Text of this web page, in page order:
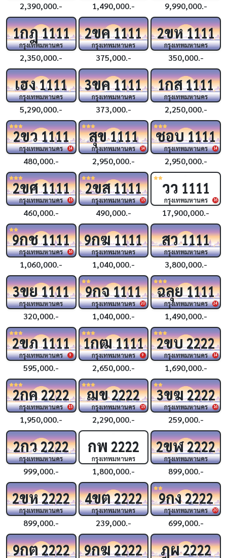
2,390,000.- 1,490,000.- 9,990,000.-
1กฎ1111
กรุงเทพมหานคร
2,350,000.-
2ขค1111
กรุงเทพมหานคร
375,000.-
2ขห1111
กรุงเทพมหานคร
350,000.-
เฮง1111
กรุงเทพมหานคร
5,290,000.-
3ขค1111
กรุงเทพมหานคร
373,000.-
1กส1111
กรุงเทพมหานคร
2,250,000.-
14
2ขว1111
กรุงเทพมหานคร
480,000.-
14
สุข1111
กรุงเทพมหานคร
2,950,000.-
14
ชอบ1111
กรุงเทพมหานคร
2,950,000.-
15
2ขศ1111
กรุงเทพมหานคร
460,000.-
15
2ขส1111
กรุงเทพมหานคร
490,000.-
16
วว 1111
กรุงเทพมหานคร
17,900,000.-
16
9กช1111
กรุงเทพมหานคร
1,060,000.-
9กฆ1111
กรุงเทพมหานคร
1,040,000.-
สว1111
กรุงเทพมหานคร
3,800,000.-
3ขย1111
กรุงเทพมหานคร
320,000.-
20
9กจ1111
กรุงเทพมหานคร
1,040,000.-
24
ฉลุย1111
กรุงเทพมหานคร
1,490,000.-
9
2ขภ1111
กรุงเทพมหานคร
595,000.-
9
1กฒ1111
กรุงเทพมหานคร
2,650,000.-
14
2ขบ2222
กรุงเทพมหานคร
1,690,000.-
15
2กค2222
กรุงเทพมหานคร
1,950,000.-
15
ฌข2222
กรุงเทพมหานคร
2,290,000.-
16
3ขฆ2222
กรุงเทพมหานคร
259,000.-
2กว2222
กรุงเทพมหานคร
999,000.-
กพ 2222
กรุงเทพมหานคร
1,800,000.-
2ขฬ2222
กรุงเทพมหานคร
899,000.-
2ขห2222
กรุงเทพมหานคร
899,000.-
4ขต2222
กรุงเทพมหานคร
239,000.-
20
9กง2222
กรุงเทพมหานคร
699,000.-
9กต2222 9กฆ2222 ฎผ2222